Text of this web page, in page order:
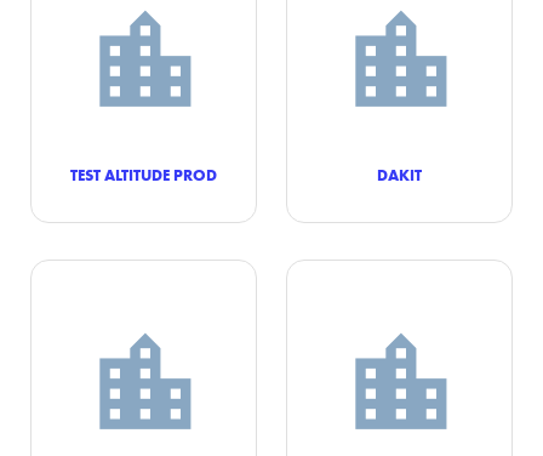
TEST ALTITUDE PROD DAKIT